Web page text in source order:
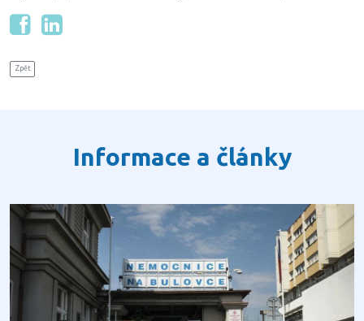
Zpět
Informace a články